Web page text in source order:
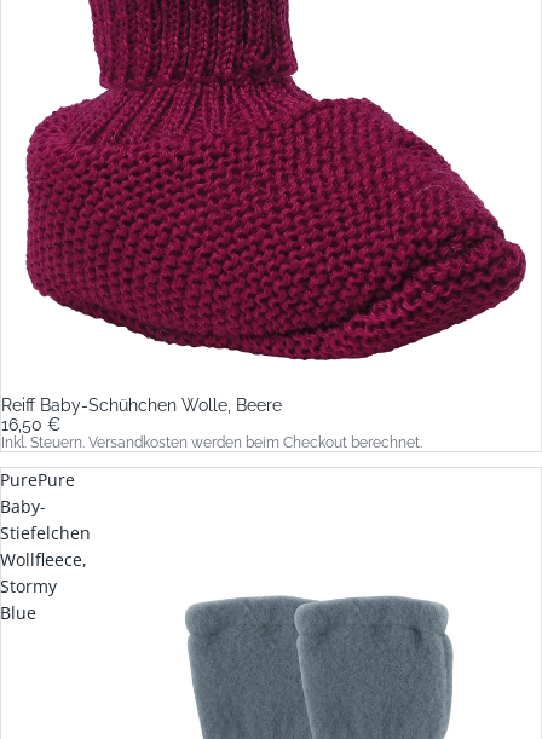
Reiff Baby-Schühchen Wolle, Beere
16,50 €
Inkl. Steuern. Versandkosten werden beim Checkout berechnet.
PurePure
Baby-
Stiefelchen
Wollfleece,
Stormy
Blue